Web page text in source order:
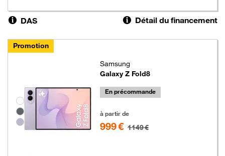
DAS Détail du financement
Promotion
Groupe de couleurs disponibles non sélectionnables
Samsung
Galaxy Z Fold8
En précommande
à partir de
999 € 1149 €